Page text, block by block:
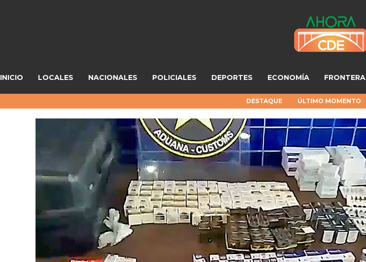
INICIO LOCALES NACIONALES POLICIALES DEPORTES ECONOMÍA FRONTERA
DESTAQUE ÚLTIMO MOMENTO